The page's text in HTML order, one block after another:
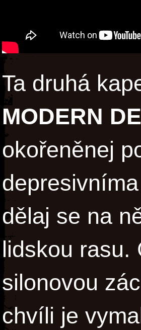
Ta druhá
MODERN
okořeněnej
dělaj se na
lidskou
silonovou
chvíli je